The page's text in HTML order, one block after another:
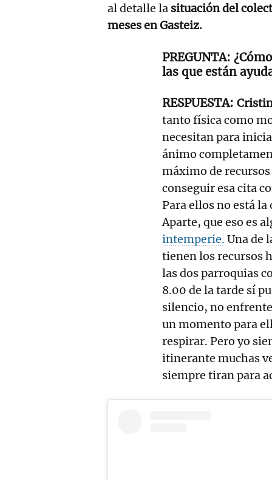
al detalle la situación del
meses en Gasteiz.
las que están
tanto física como
necesitan para
ánimo
máximo de
conseguir esa cita
Para ellos no está
Aparte, que eso es
intemperie. Una de
tienen los recursos
las dos parroquias
8.00 de la tarde sí
silencio, no
un momento para
respirar. Pero yo
itinerante muchas
siempre tiran para